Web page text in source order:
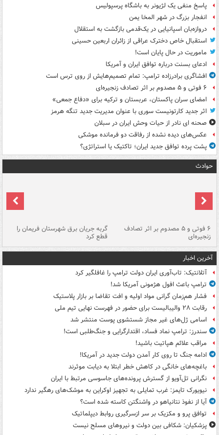
پاسخ منفی یک لژیونر به باشگاه پرسپولیس
انفجار بزرگ در شهر المخا یمن
دروازه‌بان اسپانیایی در یک‌قدمی بازگشت به استقلال
استقبال خاص دخترک عراقی از زائران اربعین حسینی
ماموریت در حال پایان است!
ادعای بسنت درباره توافق ایران و آمریکا
افشاگری برادرزاده ترامپ: تمام تصمیم‌هایش از روی ترس است
۶ فوتی و ۵ مصدوم بر اثر تصادف زنجیره‌ای
امضای سران پاکستان، عربستان و ترکیه برای «دفاع جمعی»
اثر جدید کارتونیست سوری با عنوان مدیریت جدید تنگه هرمز
صحنه ای نادر از حیات وحش ایران در سبلان
عکس‌های دیده نشده از رفاقت دو فرمانده‌ موشکی
پشت پرده توافق جدید ایران؛ تاکتیک یا استراتژی؟
حوادث
۶ فوتی و ۵ مصدوم بر اثر تصادف
زنجیره‌ای
گربه جریان برق شهرستان فریمان را
قطع کرد
آخرین اخبار
آتلانتیک: تاب‌آوری ایران دولت ترامپ را غافلگیر کرد
ترامپ باعث افول هژمونی آمریکا شد!
فشار هم‌زمان گرانی مواد اولیه و افت تقاضا بر بازار پلاستیک
رقابت ۲۸ والیبالیست برای حضور در فهرست نهایی تیم ملی
اسامی ژل‌های غیر مجاز شستشوی پوست منتشر شد
سندرز: ترامپ نماد فساد، اقتدارگرایی و جنگ‌طلبی است!
مراقب علائم هپاتیت باشید!
ادامه جنگ تا روی کار آمدن دولت جدید در آمریکا!
باغچه‌های خانگی در کاهش خطر ابتلا به دیابت موثرند
نگرانی تل‌آویو از گسترش پرونده‌های جاسوسی مرتبط با ایران
نیویورک تایمز: غرب تمایلی به تجهیز اوکراین به موشک‌های رهگیر ندارد
آیا از نفوذ نتانیاهو در واشنگتن کاسته شده است؟
توافق پرو و مکزیک بر سر ازسرگیری روابط دیپلماتیک
پزشکیان: شکافی بین دولت و نیروهای مسلح نیست